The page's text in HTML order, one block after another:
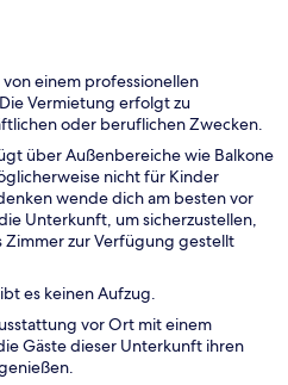
einem professionellen
Vermietung erfolgt zu
oder beruflichen Zwecken.
über Außenbereiche wie Balkone
nicht für Kinder
wende dich am besten vor
Unterkunft, um sicherzustellen,
Zimmer zur Verfügung gestellt
es keinen Aufzug.
vor Ort mit einem
Gäste dieser Unterkunft ihren